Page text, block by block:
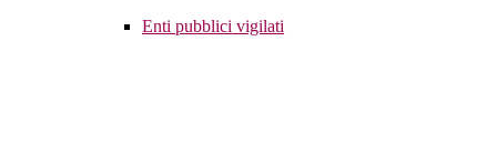
Enti pubblici vigilati